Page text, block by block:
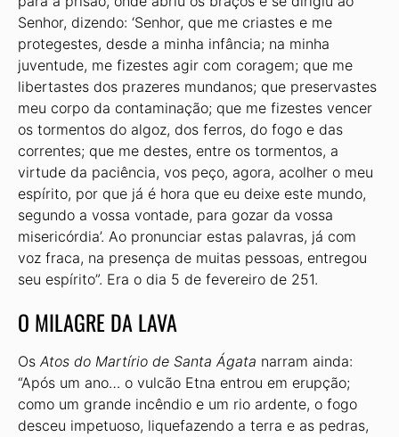
Senhor, dizendo: ‘Senhor, que me criastes e me
protegestes, desde a minha infância; na minha
juventude, me fizestes agir com coragem; que me
libertastes dos prazeres mundanos; que preservastes
meu corpo da contaminação; que me fizestes vencer
os tormentos do algoz, dos ferros, do fogo e das
correntes; que me destes, entre os tormentos, a
virtude da paciência, vos peço, agora, acolher o meu
espírito, por que já é hora que eu deixe este mundo,
segundo a vossa vontade, para gozar da vossa
misericórdia’. Ao pronunciar estas palavras, já com
voz fraca, na presença de muitas pessoas, entregou
seu espírito”. Era o dia 5 de fevereiro de 251.
O MILAGRE DA LAVA
Os Atos do Martírio de Santa Ágata narram ainda:
“Após um ano… o vulcão Etna entrou em erupção;
como um grande incêndio e um rio ardente, o fogo
desceu impetuoso, liquefazendo a terra e as pedras,